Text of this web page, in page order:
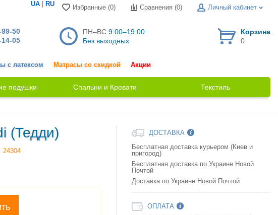
UA RU Избранные (0) Сравнения (0) Личный кабинет
50
05
ПН–ВС 9:00–19:00
Без выходных
Корзина
0
с латексом Матрасы со скидкой Акции
подушки Спальни и Кровати Текстиль
(Тедди)
24304
ДОСТАВКА
Бесплатная доставка курьером (Киев и
пригород)
Бесплатная доставка по Украине Новой
Почтой
Доставка по Украине Новой Почтой
ОПЛАТА